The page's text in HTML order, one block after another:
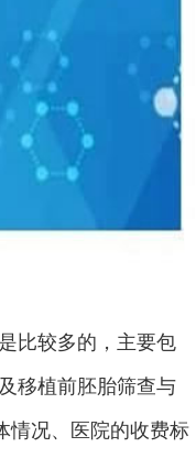
比较多的，主要包
移植前胚胎筛查与
情况、医院的收费标